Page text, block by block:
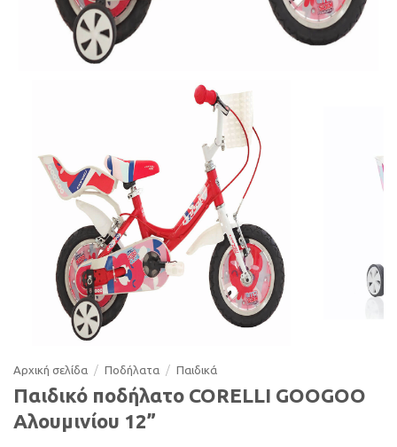
Αρχική σελίδα / Ποδήλατα / Παιδικά
Παιδικό ποδήλατο CORELLI GOOGOO
Αλουμινίου 12”